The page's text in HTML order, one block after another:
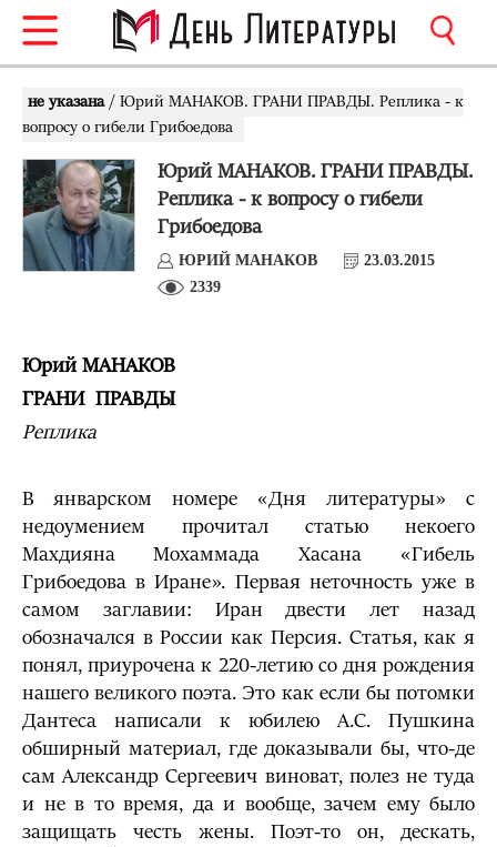
не указана / Юрий МАНАКОВ. ГРАНИ ПРАВДЫ. Реплика - к
вопросу о гибели Грибоедова
Юрий МАНАКОВ. ГРАНИ ПРАВДЫ.
Реплика - к вопросу о гибели
Грибоедова
ЮРИЙ МАНАКОВ
23.03.2015
2339
Юрий МАНАКОВ
ГРАНИ ПРАВДЫ
Реплика
В январском номере «Дня литературы» с
недоумением прочитал статью некоего
Махдияна Мохаммада Хасана «Гибель
Грибоедова в Иране». Первая неточность уже в
самом заглавии: Иран двести лет назад
обозначался в России как Персия. Статья, как я
понял, приурочена к 220-летию со дня рождения
нашего великого поэта. Это как если бы потомки
Дантеса написали к юбилею А.С. Пушкина
обширный материал, где доказывали бы, что-де
сам Александр Сергеевич виноват, полез не туда
и не в то время, да и вообще, зачем ему было
защищать честь жены. Поэт-то он, дескать,